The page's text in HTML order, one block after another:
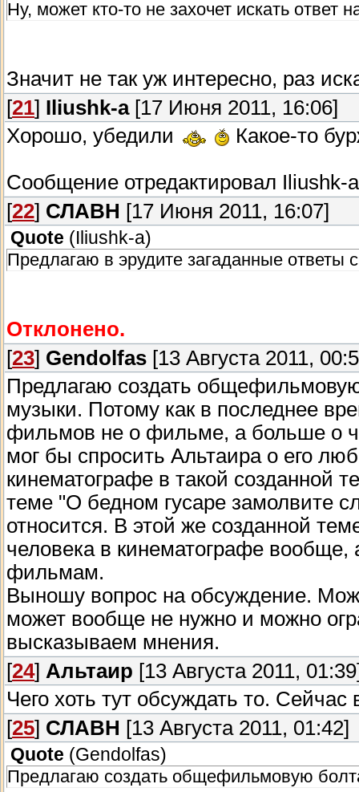
Ну, может кто-то не захочет искать ответ
Значит не так уж интересно, раз
[21] Iliushk-a[17 Июня 2011, 16:06]
Хорошо, убедили
Какое-то
Сообщение отредактировал Iliushk-a
[22] СЛАВН [17 Июня 2011, 16:07]
Quote ( Iliushk-a)
Предлагаю в эрудите загаданные ответы
Отклонено.
[23] Gendolfas [13 Августа 2011,
Предлагаю создать
музыки. Потому как в последнее
фильмов не о фильме, а больше о
мог бы спросить Альтаира о его
кинематографе в такой созданной
теме "О бедном гусаре замолвите
относится. В этой же созданной
человека в кинематографе вообще,
фильмам.
Выношу вопрос на обсуждение.
может вообще не нужно и можно
высказываем мнения.
[24] Альтаир [13 Августа 2011,
Чего хоть тут обсуждать то.
[25] СЛАВН [13 Августа 2011, 01:42]
Quote (Gendolfas)
Предлагаю создать общефильмовую